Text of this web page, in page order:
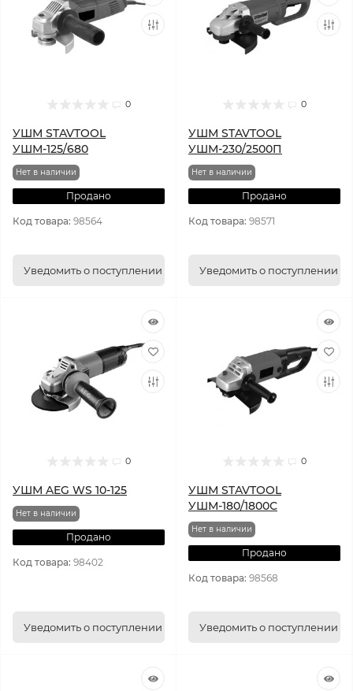
0
УШМ STAVTOOL
УШМ-125/680
Нет в наличии
Продано
Код товара: 98564
Уведомить о поступлении
0
УШМ STAVTOOL
УШМ-230/2500П
Нет в наличии
Продано
Код товара: 98571
Уведомить о поступлении
0
УШМ AEG WS 10-125
Нет в наличии
Продано
Код товара: 98402
Уведомить о поступлении
0
УШМ STAVTOOL
УШМ-180/1800С
Нет в наличии
Продано
Код товара: 98568
Уведомить о поступлении